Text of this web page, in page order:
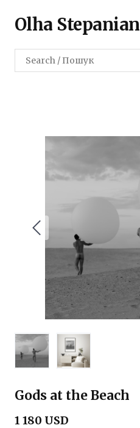
Olha Stepanian
Gods at the Beach
1 180 USD